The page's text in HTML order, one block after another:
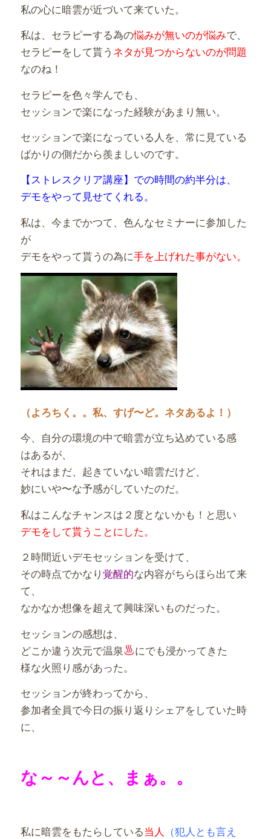
私の心に暗雲が近づいて来ていた。
私は、セラピーする為の悩みが無いのが悩みで、
セラピーをして貰う ネタが見つからないのが問題
なのね！
セラピーを色々学んでも、
セッションで楽になった経験があまり無い。
セッションで楽になっている人を、常に見ている
ばかりの側だから羨ましいのです。
【ストレスクリア講座】での時間の約半分は、
デモをやって見せてくれる。
私は、今までかつて、色んなセミナーに参加した
が
デモをやって貰うの為に手を上げれた事がない。
（よろちく。。私、すげ〜ど。ネタあるよ！）
今、自分の環境の中で暗雲が立ち込めている感
はあるが、
それはまだ、起きていない暗雲だけど、
妙にいや〜な予感がしていたのだ。
私はこんなチャンスは２度とないかも！と思い
デモをして貰うことにした。
２時間近いデモセッションを受けて、
その時点でかなり覚醒的な内容がちらほら出て来
て、
なかなか想像を超えて興味深いものだった。
セッションの感想は、
どこか違う次元で温泉
にでも浸かってきた
様な火照り感があった。
セッションが終わってから、
参加者全員で今日の振り返りシェアをしていた時
に、
な～～んと、まぁ。。
私に暗雲をもたらしている当人 （犯人とも言え